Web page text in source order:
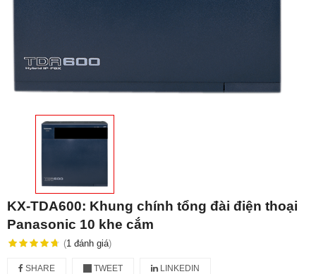
KX-TDA600: Khung chính tổng đài điện thoại
Panasonic 10 khe cắm
(1 đánh giá)
SHARE TWEET LINKEDIN